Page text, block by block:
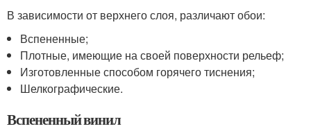
В зависимости от верхнего слоя, различают обои:
Вспененные;
Плотные, имеющие на своей поверхности рельеф;
Изготовленные способом горячего тиснения;
Шелкографические.
Вспененный винил